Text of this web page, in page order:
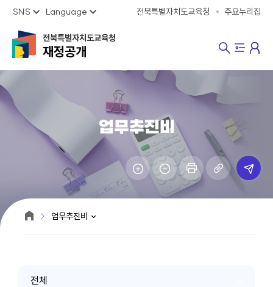
SNS Language 전북특별자치도교육청 주요누리집
전북특별자치도교육청
재정공개
업무추진비
업무추진비
전체